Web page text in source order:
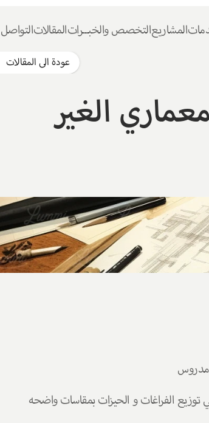
التواصلالمقالاتالتخصص والخبــراتالمشاريع
عودة الى المقالات
مدروس
الفراغات و الحيزات بمقاسات واضحه